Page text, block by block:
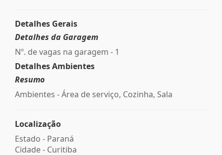
Detalhes Gerais
Detalhes da Garagem
Nº. de vagas na garagem - 1
Detalhes Ambientes
Resumo
Ambientes - Área de serviço, Cozinha, Sala
Localização
Estado - Paraná
Cidade - Curitiba